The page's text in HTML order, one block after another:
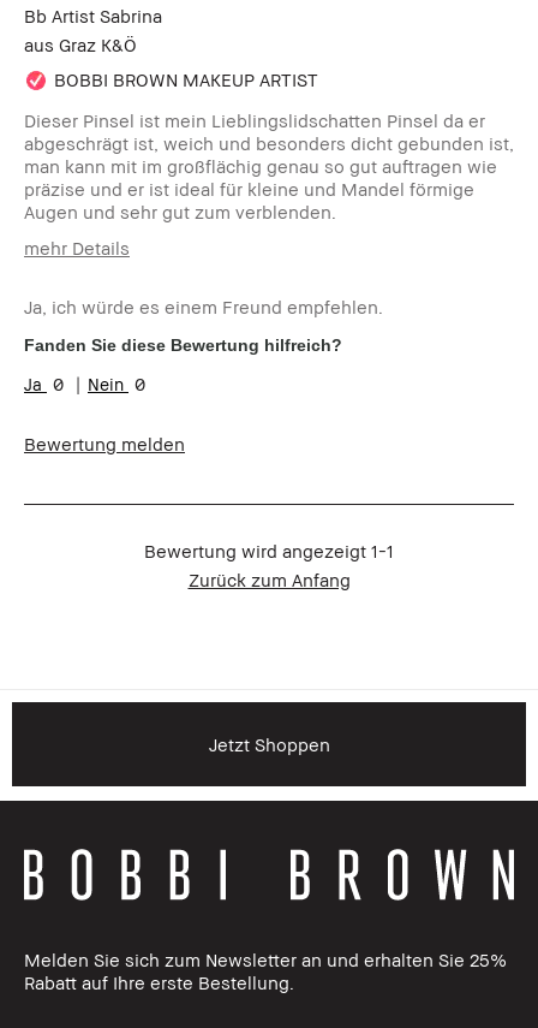
Bb Artist Sabrina
aus Graz K&Ö
BOBBI BROWN MAKEUP ARTIST
Dieser Pinsel ist mein Lieblingslidschatten Pinsel da er
abgeschrägt ist, weich und besonders dicht gebunden ist,
man kann mit im großflächig genau so gut auftragen wie
präzise und er ist ideal für kleine und Mandel förmige
Augen und sehr gut zum verblenden.
mehr Details
Hauttyp:
Mischhaut
Hautton:
Hell - Mittel
Ja, ich würde es einem Freund empfehlen.
Fanden Sie diese Bewertung hilfreich?
0 0
Bewertung melden
Bewertung wird angezeigt 1-1
Zurück zum Anfang
Jetzt Shoppen
Melden Sie sich zum Newsletter an und erhalten Sie 25%
Rabatt auf Ihre erste Bestellung.